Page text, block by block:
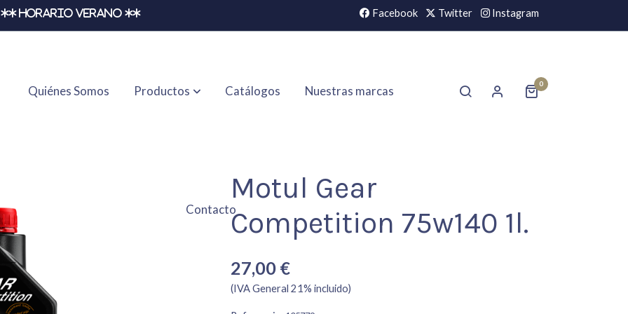
VERANO ** Facebook Twitter Instagram
Quiénes Somos Productos Catálogos Nuestras marcas
Contacto
0
Motul Gear
Competition 75w140 1l.
27,00 €
(IVA General 21% incluido)